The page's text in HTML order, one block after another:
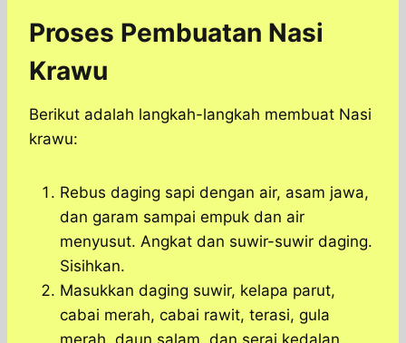
Proses Pembuatan Nasi
Krawu
Berikut adalah langkah-langkah membuat Nasi
krawu:
Rebus daging sapi dengan air, asam jawa,
dan garam sampai empuk dan air
menyusut. Angkat dan suwir-suwir daging.
Sisihkan.
Masukkan daging suwir, kelapa parut,
cabai merah, cabai rawit, terasi, gula